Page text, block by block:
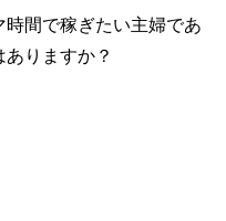
間で稼ぎたい主婦であ
りますか？